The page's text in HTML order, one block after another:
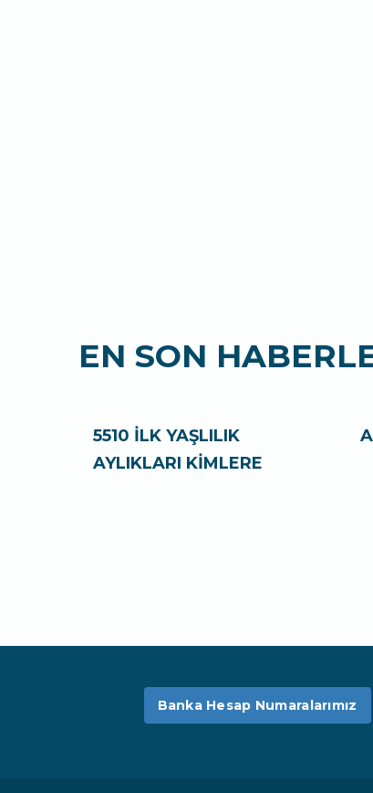
EN SON
5510 İLK YAŞLILIK
AYLIKLARI KİMLERE
Banka Hesap Numaralarımız